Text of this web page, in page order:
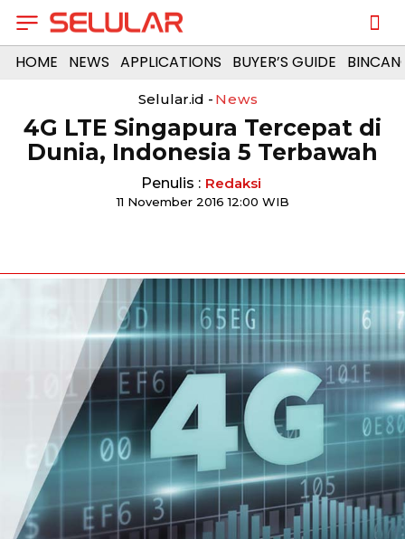
HOME NEWS APPLICATIONS BUYER’S GUIDE
Selular.id - News
4G LTE Singapura Tercepat di
Dunia, Indonesia 5 Terbawah
Penulis : Redaksi
11 November 2016 12:00 WIB